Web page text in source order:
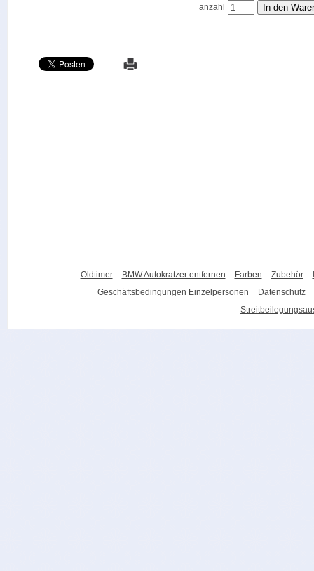
anzahl
Oldtimer BMW Autokratzer entfernen Farben Zubehör
Geschäftsbedingungen Einzelpersonen
Datenschutz